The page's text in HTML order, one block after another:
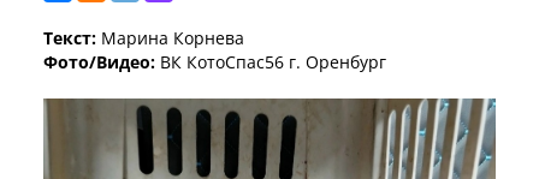
Текст: Марина Корнева
Фото/Видео: ВК КотоСпас56 г. Оренбург